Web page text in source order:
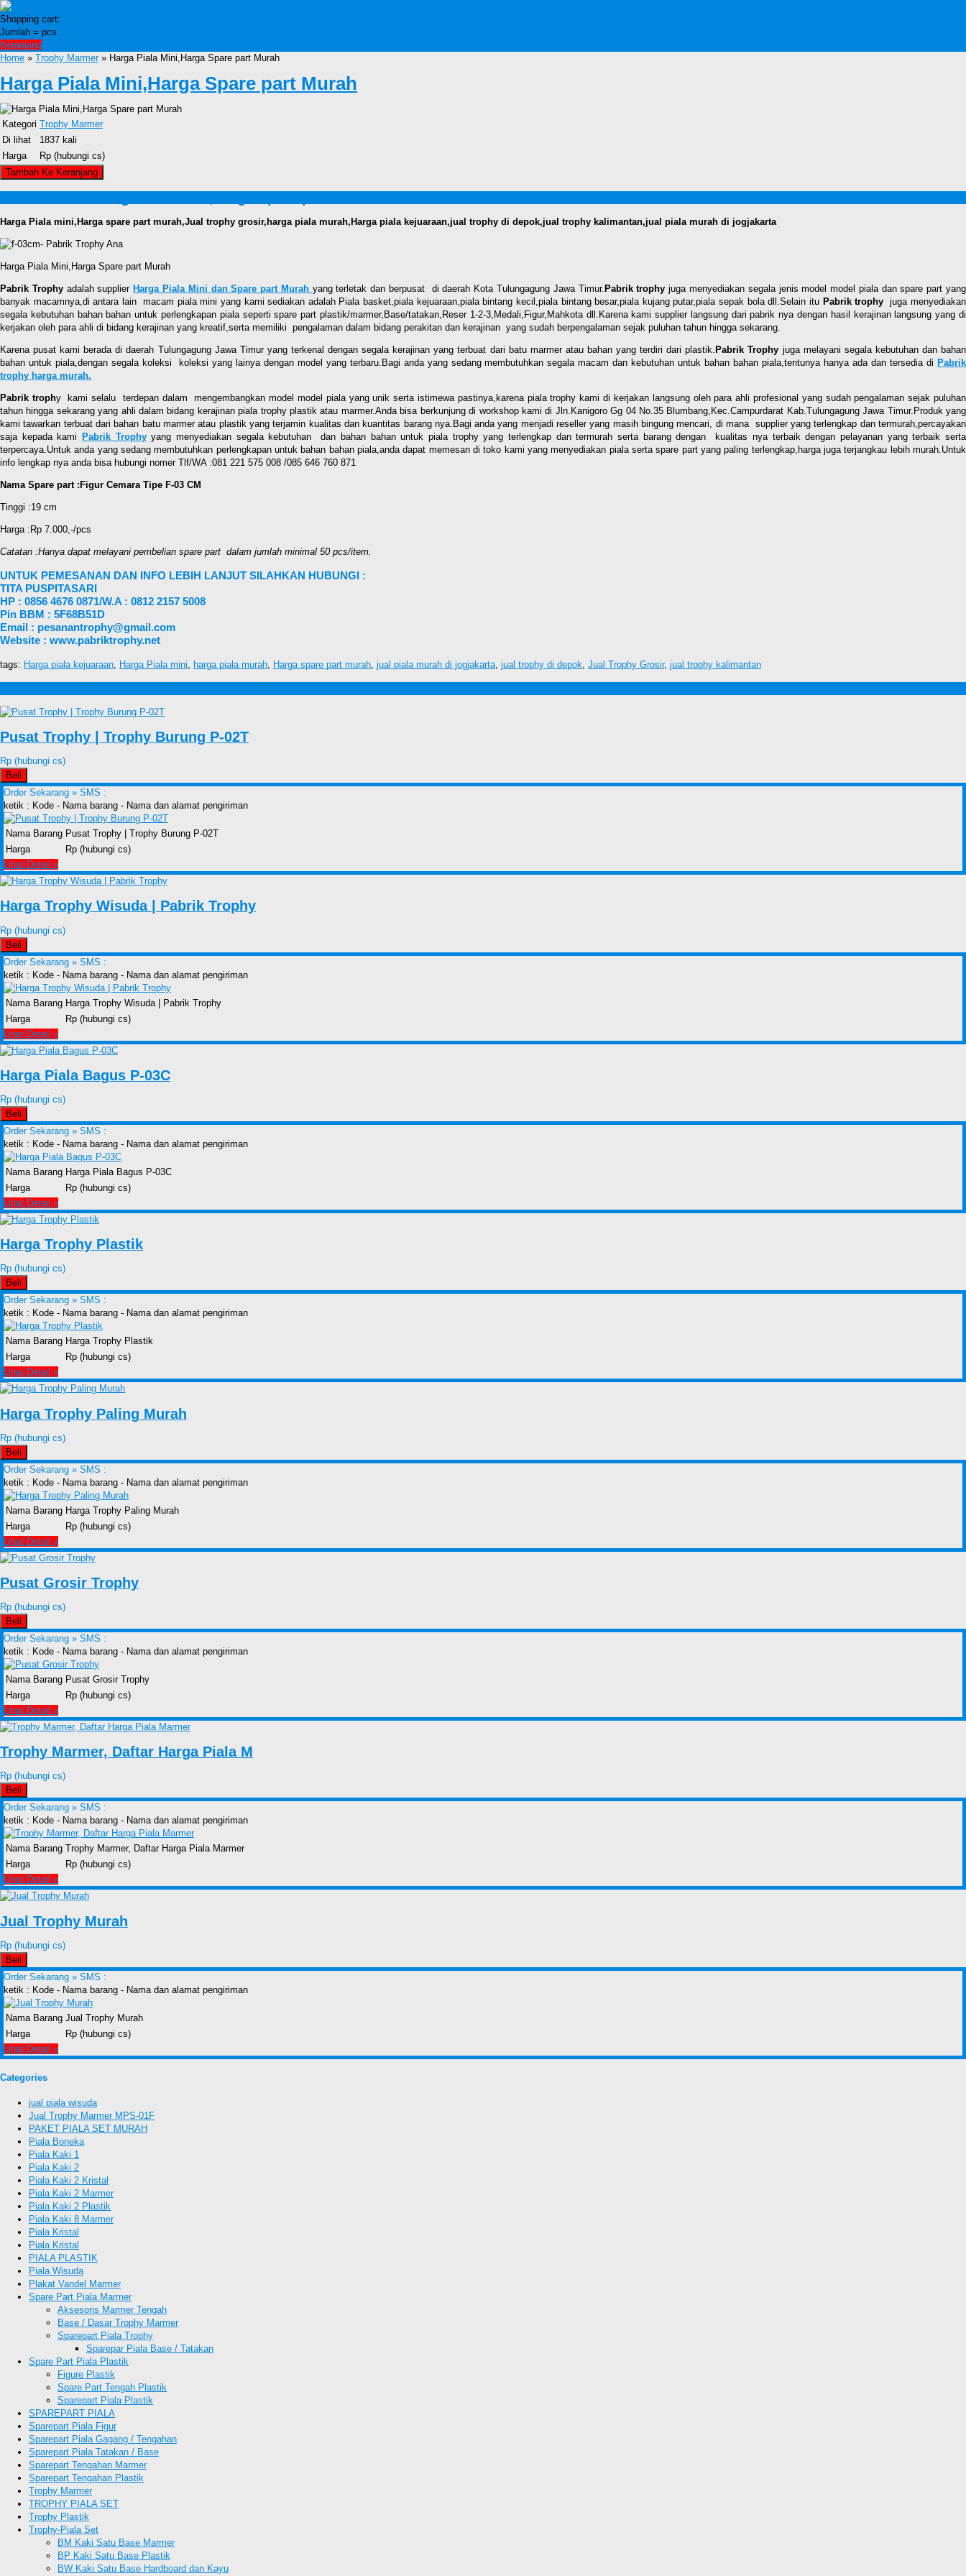
Shopping cart:
Jumlah = pcs
Keranjang
Home » Trophy Marmer» Harga Piala Mini,Harga Spare part Murah
Harga Piala Mini,Harga Spare part Murah
Kategori Trophy Marmer
Di lihat
1837 kali
Harga
Rp (hubungi cs)
Harga Piala mini,Harga spare part murah,Jual trophy grosir,harga piala murah,Harga piala kejuaraan,jual trophy di depok,jual trophy kalimantan,jual piala murah di jogjakarta
Harga Piala Mini,Harga Spare part Murah
Pabrik Trophyadalah supplier Harga Piala Mini dan Spare part Murah yang terletak dan berpusat di daerah Kota Tulungagung Jawa Timur. Pabrik trophyjuga menyediakan segala jenis model model piala dan spare part yang
banyak macamnya,di antara lain macam piala mini yang kami sediakan adalah Piala basket,piala kejuaraan,piala bintang kecil,piala bintang besar,piala kujang putar,piala sepak bola dll.Selain itu Pabrik trophyjuga menyediakan
segala kebutuhan bahan bahan untuk perlengkapan piala seperti spare part plastik/marmer,Base/tatakan,Reser 1-2-3,Medali,Figur,Mahkota dll.Karena kami supplier langsung dari pabrik nya dengan hasil kerajinan langsung yang di
kerjakan oleh para ahli di bidang kerajinan yang kreatif,serta memiliki pengalaman dalam bidang perakitan dan kerajinan yang sudah berpengalaman sejak puluhan tahun hingga sekarang.
Karena pusat kami berada di daerah Tulungagung Jawa Timur yang terkenal dengan segala kerajinan yang terbuat dari batu marmer atau bahan yang terdiri dari plastik. Pabrik Trophy juga melayani segala kebutuhan dan bahan
bahan untuk piala,dengan segala koleksi koleksi yang lainya dengan model yang terbaru.Bagi anda yang sedang membutuhkan segala macam dan kebutuhan untuk bahan bahan piala,tentunya hanya ada dan tersedia di Pabrik
trophy harga murah.
Pabrik trophy kami selalu terdepan dalam mengembangkan model model piala yang unik serta istimewa pastinya,karena piala trophy kami di kerjakan langsung oleh para ahli profesional yang sudah pengalaman sejak puluhan
tahun hingga sekarang yang ahli dalam bidang kerajinan piala trophy plastik atau marmer.Anda bisa berkunjung di workshop kami di Jln.Kanigoro Gg 04 No.35 Blumbang,Kec.Campurdarat Kab.Tulungagung Jawa Timur.Produk yang
kami tawarkan terbuat dari bahan batu marmer atau plastik yang terjamin kualitas dan kuantitas barang nya.Bagi anda yang menjadi reseller yang masih bingung mencari, di mana supplier yang terlengkap dan termurah,percayakan
saja kepada kami
Pabrik Trophyyang menyediakan segala kebutuhan dan bahan bahan untuk piala trophy yang terlengkap dan termurah serta barang dengan kualitas nya terbaik dengan pelayanan yang terbaik serta
terpercaya.Untuk anda yang sedang membutuhkan perlengkapan untuk bahan bahan piala,anda dapat memesan di toko kami yang menyediakan piala serta spare part yang paling terlengkap,harga juga terjangkau lebih murah.Untuk
info lengkap nya anda bisa hubungi nomer Tlf/WA :081 221 575 008 /085 646 760 871
Nama Spare part :Figur Cemara Tipe F-03 CM
Tinggi :19 cm
Harga :Rp 7.000,-/pcs
Catatan :Hanya dapat melayani pembelian spare part dalam jumlah minimal 50 pcs/item.
UNTUK PEMESANAN DAN INFO LEBIH LANJUT SILAHKAN HUBUNGI :
TITA PUSPITASARI
HP : 0856 4676 0871/W.A : 0812 2157 5008
Pin BBM : 5F68B51D
Email : pesanantrophy@gmail.com
Website : www.pabriktrophy.net
tags: Harga piala kejuaraan Harga Piala mini harga piala murah Harga spare part murah jual piala murah di jogjakarta jual trophy di depok Jual Trophy Grosir, jual trophy kalimantan
Pusat Trophy | Trophy Burung P-02T
Rp (hubungi cs)
Beli
Order Sekarang » SMS :
ketik : Kode - Nama barang - Nama dan alamat pengiriman
Nama Barang Pusat Trophy | Trophy Burung P-02T
Harga
Rp (hubungi cs)
Lihat Detail »
Harga Trophy Wisuda | Pabrik Trophy
Rp (hubungi cs)
Beli
Order Sekarang » SMS :
ketik : Kode - Nama barang - Nama dan alamat pengiriman
Nama Barang Harga Trophy Wisuda | Pabrik Trophy
Harga
Rp (hubungi cs)
Lihat Detail »
Harga Piala Bagus P-03C
Rp (hubungi cs)
Beli
Order Sekarang » SMS :
ketik : Kode - Nama barang - Nama dan alamat pengiriman
Nama Barang Harga Piala Bagus P-03C
Harga
Rp (hubungi cs)
Lihat Detail »
Harga Trophy Plastik
Rp (hubungi cs)
Beli
Order Sekarang » SMS :
ketik : Kode - Nama barang - Nama dan alamat pengiriman
Nama Barang Harga Trophy Plastik
Harga
Rp (hubungi cs)
Lihat Detail »
Harga Trophy Paling Murah
Rp (hubungi cs)
Beli
Order Sekarang » SMS :
ketik : Kode - Nama barang - Nama dan alamat pengiriman
Nama Barang Harga Trophy Paling Murah
Harga
Rp (hubungi cs)
Lihat Detail »
Pusat Grosir Trophy
Rp (hubungi cs)
Beli
Order Sekarang » SMS :
ketik : Kode - Nama barang - Nama dan alamat pengiriman
Nama Barang Pusat Grosir Trophy
Harga
Rp (hubungi cs)
Lihat Detail »
Trophy Marmer, Daftar Harga Piala M
Rp (hubungi cs)
Beli
Order Sekarang » SMS :
ketik : Kode - Nama barang - Nama dan alamat pengiriman
Nama Barang Trophy Marmer, Daftar Harga Piala Marmer
Harga
Rp (hubungi cs)
Lihat Detail »
Jual Trophy Murah
Rp (hubungi cs)
Beli
Order Sekarang » SMS :
ketik : Kode - Nama barang - Nama dan alamat pengiriman
Nama Barang Jual Trophy Murah
Harga
Rp (hubungi cs)
Lihat Detail »
Categories
jual piala wisuda
Jual Trophy Marmer MPS-01F
PAKET PIALA SET MURAH
Piala Boneka
Piala Kaki 1
Piala Kaki 2
Piala Kaki 2 Kristal
Piala Kaki 2 Marmer
Piala Kaki 2 Plastik
Piala Kaki 8 Marmer
Piala Kristal
Piala Kristal
PIALA PLASTIK
Piala Wisuda
Plakat Vandel Marmer
Spare Part Piala Marmer
Aksesoris Marmer Tengah
Base / Dasar Trophy Marmer
Sparepart Piala Trophy
Sparepar Piala Base / Tatakan
Spare Part Piala Plastik
Figure Plastik
Spare Part Tengah Plastik
Sparepart Piala Plastik
SPAREPART PIALA
Sparepart Piala Figur
Sparepart Piala Gagang / Tengahan
Sparepart Piala Tatakan / Base
Sparepart Tengahan Marmer
Sparepart Tengahan Plastik
Trophy Marmer
TROPHY PIALA SET
Trophy Plastik
Trophy-Piala Set
BM Kaki Satu Base Marmer
BP Kaki Satu Base Plastik
BW Kaki Satu Base Hardboard dan Kayu